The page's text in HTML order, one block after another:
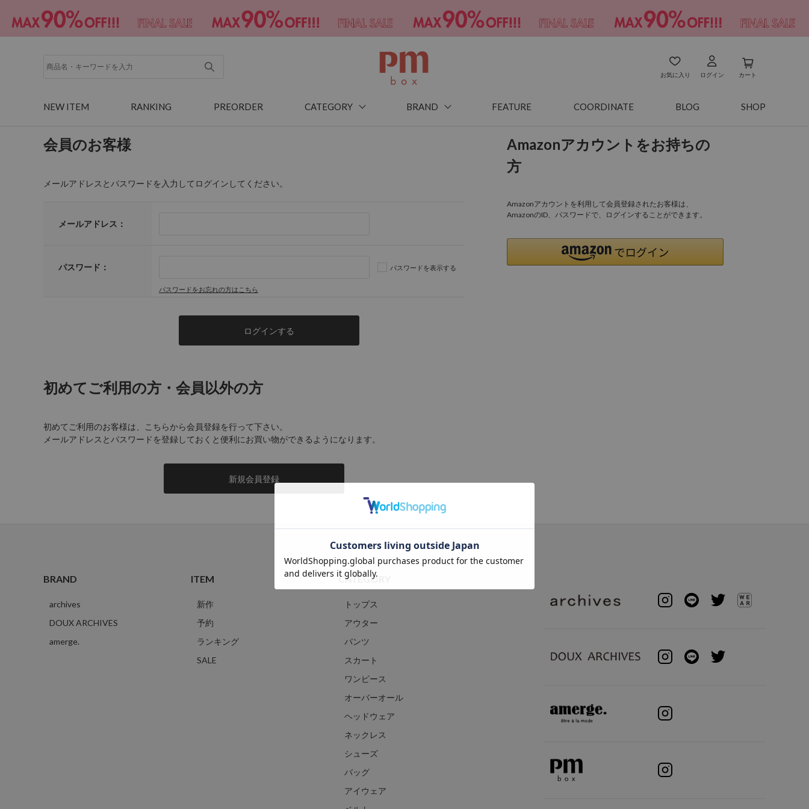
お気に入り ログイン カート
NEW ITEM RANKING PREORDER CATEGORY BRAND FEATURE COORDINATE BLOG SHOP
会員のお客様
メールアドレスとパスワードを入力してログインしてください。
メールアドレス：
パスワード： パスワードを表示する
パスワードをお忘れの方はこちら
Amazonアカウントをお持ちの
方
Amazonアカウントを利用して会員登録されたお客様は、
AmazonのID、パスワードで、ログインすることができます。
初めてご利用の方・会員以外の方
初めてご利用のお客様は、こちらから会員登録を行って下さい。
メールアドレスとパスワードを登録しておくと便利にお買い物ができるようになります。
BRAND
archives
DOUX ARCHIVES
amerge.
ITEM
新作
予約
ランキング
SALE
CATEGORY
トップス
アウター
パンツ
スカート
ワンピース
オーバーオール
ヘッドウェア
ネックレス
シューズ
バッグ
アイウェア